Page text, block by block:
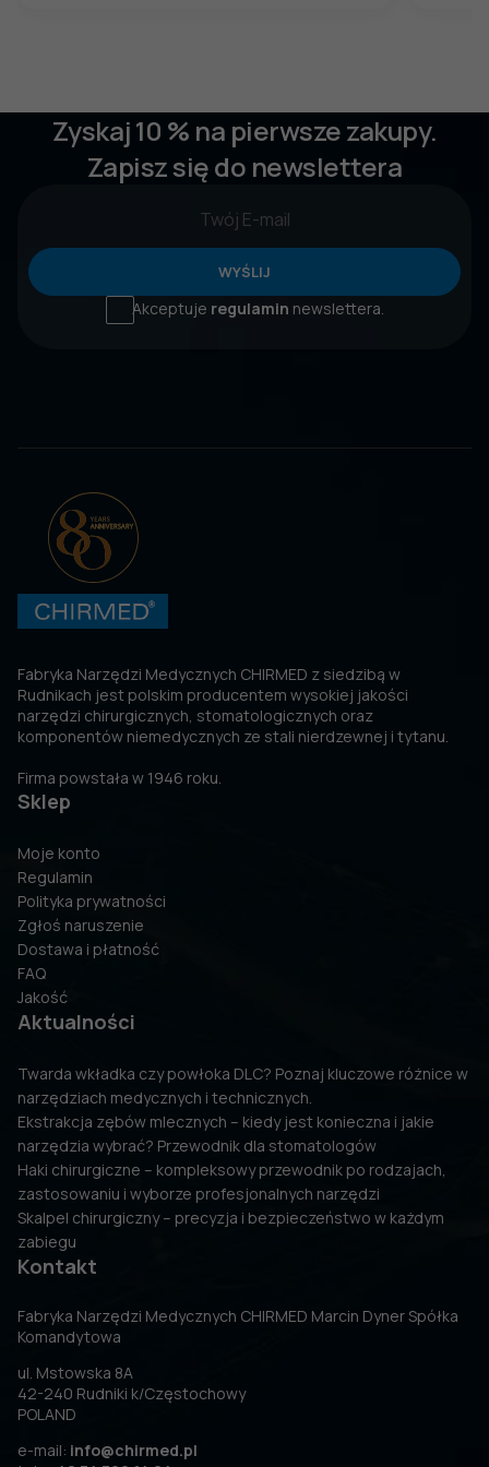
Zyskaj 10 % na pierwsze zakupy.
Zapisz się do newslettera
WYŚLIJ
Akceptuje regulamin newslettera.
Fabryka Narzędzi Medycznych CHIRMED z siedzibą w
Rudnikach jest polskim producentem wysokiej jakości
narzędzi chirurgicznych, stomatologicznych oraz
komponentów niemedycznych ze stali nierdzewnej i tytanu.
Firma powstała w 1946 roku.
Sklep
Moje konto
Regulamin
Polityka prywatności
Zgłoś naruszenie
Dostawa i płatność
FAQ
Jakość
Aktualności
Twarda wkładka czy powłoka DLC? Poznaj kluczowe różnice w
narzędziach medycznych i technicznych.
Ekstrakcja zębów mlecznych – kiedy jest konieczna i jakie
narzędzia wybrać? Przewodnik dla stomatologów
Haki chirurgiczne – kompleksowy przewodnik po rodzajach,
zastosowaniu i wyborze profesjonalnych narzędzi
Skalpel chirurgiczny – precyzja i bezpieczeństwo w każdym
zabiegu
Kontakt
Fabryka Narzędzi Medycznych CHIRMED Marcin Dyner Spółka
Komandytowa
ul. Mstowska 8A
42-240 Rudniki k/Częstochowy
POLAND
e-mail: info@chirmed.pl